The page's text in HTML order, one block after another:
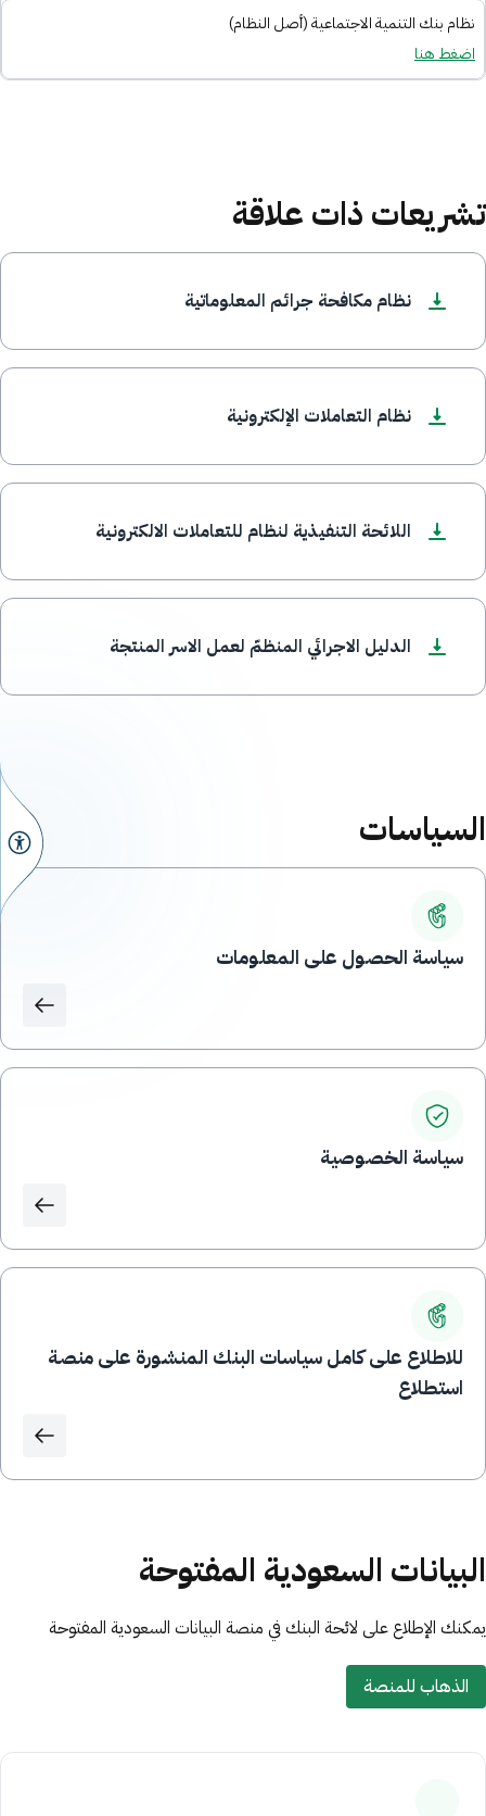
نظام بنك التنمية الاجتماعية (أصل النظام)
اضغط هنا
تشريعات ذات علاقة
نظام مكافحة جرائم المعلوماتية
نظام التعاملات الإلكترونية
اللائحة التنفيذية لنظام للتعاملات الالكترونية
الدليل الاجرائي المنظمّ لعمل الاسر المنتجة
السياسات
سياسة الحصول على المعلومات
سياسة الخصوصية
للاطلاع على كامل سياسات البنك المنشورة على منصة
استطلاع
البيانات السعودية المفتوحة
يمكنك الإطلاع على لائحة البنك في منصة البيانات السعودية المفتوحة
الذهاب للمنصة